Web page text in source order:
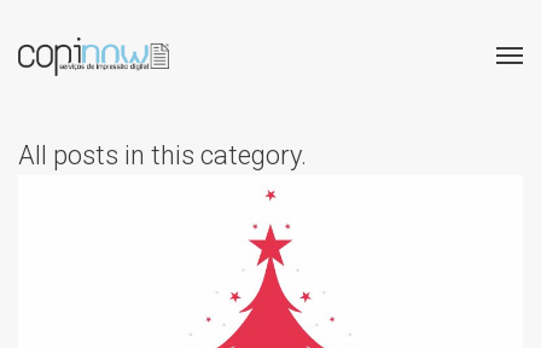
All posts in this category.